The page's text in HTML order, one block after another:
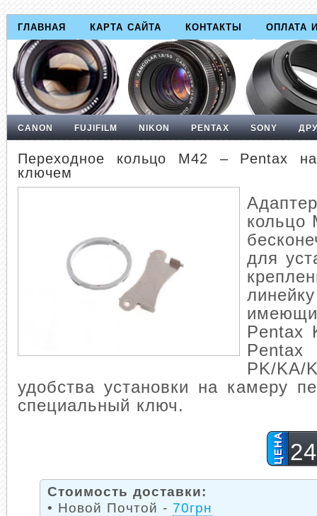
ГЛАВНАЯ КАРТА САЙТА КОНТАКТЫ ОПЛАТА
CANON FUJIFILM NIKON PENTAX SONY
Переходное кольцо М42 – Pentax на
ключем
кольцо
для
Pentax
Pentax
PK/
удобства установки на камеру
специальный ключ.
Стоимость доставки:
• Новой Почтой - 70грн